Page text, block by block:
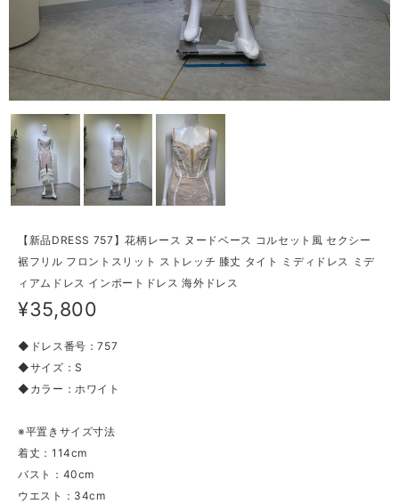
【新品DRESS 757】花柄レース ヌードベース コルセット風 セクシー
裾フリル フロントスリット ストレッチ 膝丈 タイト ミディドレス ミデ
ィアムドレス インポートドレス 海外ドレス
¥35,800
◆ドレス番号：757
◆サイズ：S
◆カラー：ホワイト
※平置きサイズ寸法
着丈：114cm
バスト：40cm
ウエスト：34cm